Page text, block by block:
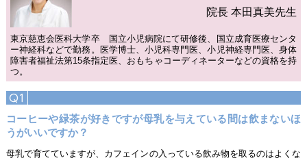
院長 本田真美先生
東京慈恵会医科大学卒 国立小児病院にて研修後、国立成育医療センタ
ー神経科などで勤務。医学博士、小児科専門医、小児神経専門医、身体
障害者福祉法第15条指定医、おもちゃコーディネーターなどの資格を持
つ。
コーヒーや緑茶が好きですが母乳を与えている間は飲まないほ
うがいいですか？
母乳で育てていますが、カフェインの入っている飲み物を取るのはよくな